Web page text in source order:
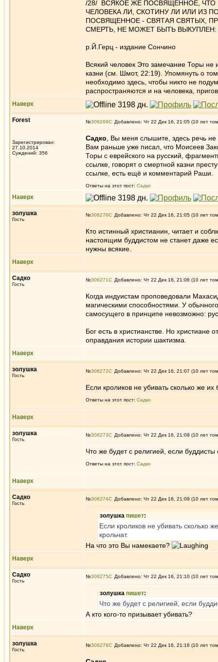
/28/ ВСЯКОЕ ЖЕ ПОСВЯЩЕННОЕ, ЧТО
ЧЕЛОВЕКА ЛИ, СКОТИНУ ЛИ ИЛИ ИЗ
ПОСВЯЩЕННОЕ - СВЯТАЯ СВЯТЫХ,
СМЕРТЬ, НЕ МОЖЕТ БЫТЬ ВЫКУПЛЕН:
р.Й.Герц - издание Сончино
Всякий человек Это замечание Торы
казни (см. Шмот, 22:19). Упомянуть о
необходимо здесь, чтобы никто не
распространяются и на человека,
Наверх
Forest
Зарегистрирован:
27.10.2014
Суждений: 356
№306269 Добавлено: Чт 22 Дек 16, 21:05 (10 лет
Садко , Вы меня слышите, здесь речь
Вам раньше уже писал, что Моисеев
Торы с еврейского на русский,
ссылке, говорят о смертной казни
ссылке, есть ещё и комментарий Раши.
Ответы на этот пост: Садко
Наверх
золушка
Гость
№306270 Добавлено: Чт 22 Дек 16, 21:05 (10 лет
Кто истинный христианин, читает и
настоящим буддистом не станет даже
нужны всякие.
Наверх
Садко
Гость
№306271 Добавлено: Чт 22 Дек 16, 21:06 (10 лет
Когда индуистам проповедовали
магическими способностями. У
самосущего в принципе невозможно:
Бог есть в христианстве. Но христиане
оправдания истории шактизма.
Наверх
золушка
Гость
№306272 Добавлено: Чт 22 Дек 16, 21:07 (10 лет
Если кроликов не убивать сколько же
Ответы на этот пост: Садко
Наверх
золушка
Гость
№306273 Добавлено: Чт 22 Дек 16, 21:08 (10 лет
Что же будет с религией, если буддисты
Ответы на этот пост: Садко
Наверх
Садко
Гость
№306274 Добавлено: Чт 22 Дек 16, 21:09 (10 лет
золушка пишет:
Если кроликов не убивать сколько
крольчат.
На что это Вы намекаете?
Наверх
Садко
Гость
№306275 Добавлено: Чт 22 Дек 16, 21:10 (10 лет
золушка пишет:
Что же будет с религией, если
А кто кого-то призывает убивать?
Наверх
золушка
Гость
№306276 Добавлено: Чт 22 Дек 16, 21:16 (10 лет